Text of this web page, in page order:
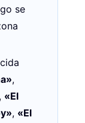
se
,
, «El
, «El